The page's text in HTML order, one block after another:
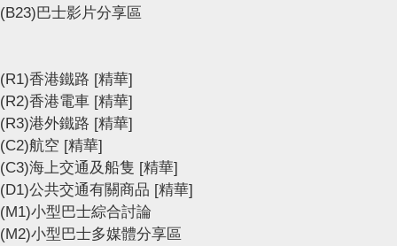
(B23)巴士影片分享區
(R1)香港鐵路 [精華]
(R2)香港電車 [精華]
(R3)港外鐵路 [精華]
(C2)航空 [精華]
(C3)海上交通及船隻 [精華]
(D1)公共交通有關商品 [精華]
(M1)小型巴士綜合討論
(M2)小型巴士多媒體分享區